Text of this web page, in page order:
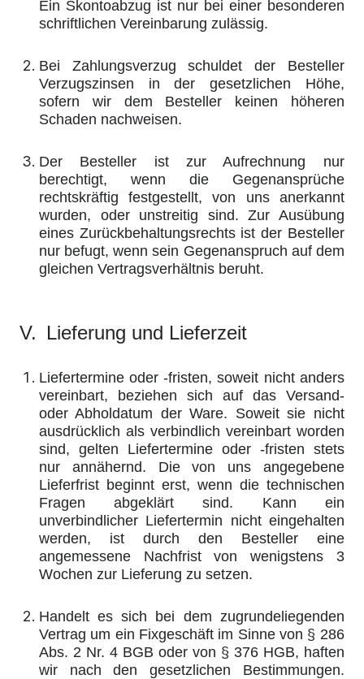
Ein Skontoabzug ist nur bei einer besonderen
schriftlichen Vereinbarung zulässig.
Bei Zahlungsverzug schuldet der Besteller
Verzugszinsen in der gesetzlichen Höhe,
sofern wir dem Besteller keinen höheren
Schaden nachweisen.
Der Besteller ist zur Aufrechnung nur
berechtigt, wenn die Gegenansprüche
rechtskräftig festgestellt, von uns anerkannt
wurden, oder unstreitig sind. Zur Ausübung
eines Zurückbehaltungsrechts ist der Besteller
nur befugt, wenn sein Gegenanspruch auf dem
gleichen Vertragsverhältnis beruht.
V. Lieferung und Lieferzeit
Liefertermine oder -fristen, soweit nicht anders
vereinbart, beziehen sich auf das Versand-
oder Abholdatum der Ware. Soweit sie nicht
ausdrücklich als verbindlich vereinbart worden
sind, gelten Liefertermine oder -fristen stets
nur annähernd. Die von uns angegebene
Lieferfrist beginnt erst, wenn die technischen
Fragen abgeklärt sind. Kann ein
unverbindlicher Liefertermin nicht eingehalten
werden, ist durch den Besteller eine
angemessene Nachfrist von wenigstens 3
Wochen zur Lieferung zu setzen.
Handelt es sich bei dem zugrundeliegenden
Vertrag um ein Fixgeschäft im Sinne von § 286
Abs. 2 Nr. 4 BGB oder von § 376 HGB, haften
wir nach den gesetzlichen Bestimmungen.